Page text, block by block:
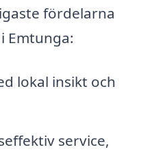
fördelarna
Emtunga:
lokal insikt och
service,